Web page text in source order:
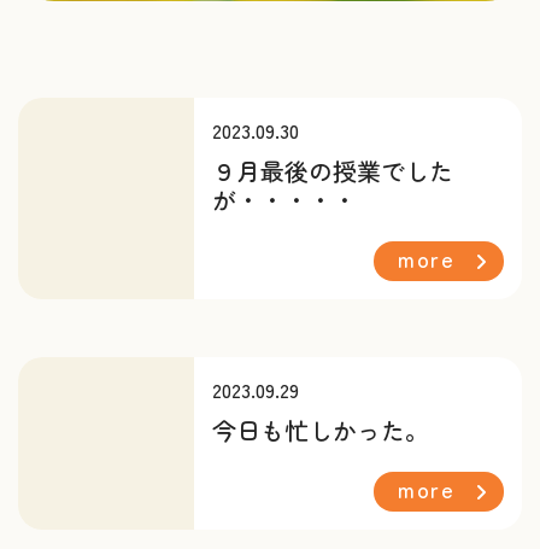
2023.09.30
９月最後の授業でした
が・・・・・
more
2023.09.29
今日も忙しかった。
more